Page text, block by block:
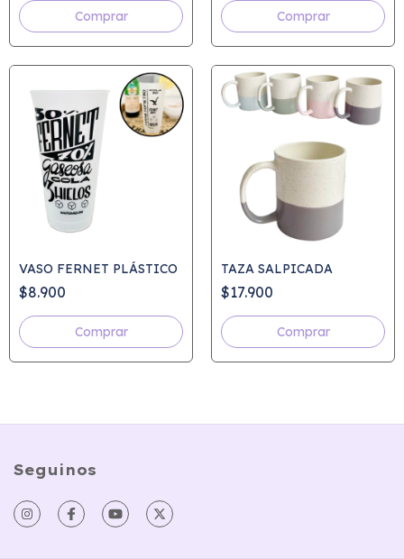
Comprar Comprar
VASO FERNET PLÁSTICO
$8.900
Comprar
TAZA SALPICADA
$17.900
Comprar
Seguinos